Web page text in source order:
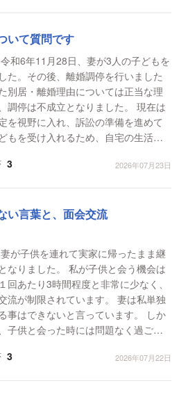
いて質問です
令和6年11月28日、妻が3人の子どもを
た。その後、離婚調停を行いました
別居・離婚理由については正当な理
停は不成立となりました。 現在は
を視野に入れ、訴訟の準備を進めて
もを受け入れるため、自宅の生活環
3 2026年07月23日
い言葉と、面会交流
妻が子供を連れて実家に帰ったまま継
なりました。 私が子供と会う機会は
回あたり3時間程度と非常に少なく、
流が制限されています。 妻は私単独
事はできないと言っています。 しか
子供と会った時には問題なく過ごし
3 2026年07月22日